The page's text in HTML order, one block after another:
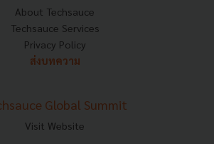
About Techsauce
Techsauce Services
Privacy Policy
ส่งบทความ
Global Summit
Visit Website